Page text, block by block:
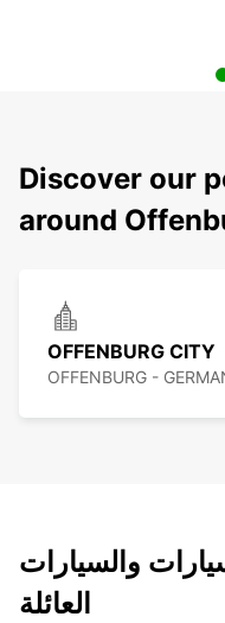
Discover our
around
OFFENBURG CITY
OFFENBURG -
والسيارات
العائلة